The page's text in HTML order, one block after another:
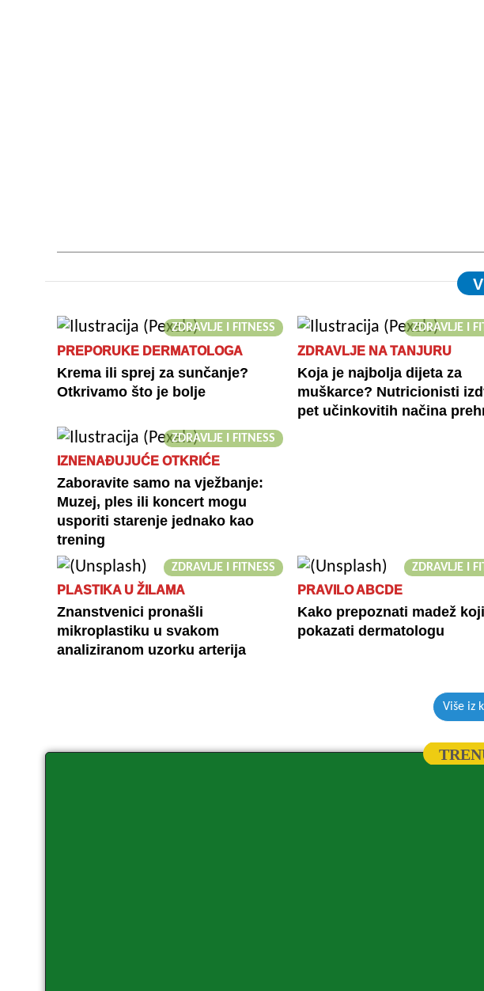
ZDRAVLJE I FITNESS
PREPORUKE DERMATOLOGA
Krema ili sprej za sunčanje?
Otkrivamo što je bolje
ZDRAVLJE I
ZDRAVLJE NA TANJURU
Koja je najbolja dijeta za
muškarce? Nutricionisti
pet učinkovitih načina
ZDRAVLJE I FITNESS
IZNENAĐUJUĆE OTKRIĆE
Zaboravite samo na vježbanje:
Muzej, ples ili koncert mogu
usporiti starenje jednako kao
trening
ZDRAVLJE I FITNESS
PLASTIKA U ŽILAMA
Znanstvenici pronašli
mikroplastiku u svakom
analiziranom uzorku arterija
ZDRAVLJE I
PRAVILO ABCDE
Kako prepoznati madež
pokazati dermatologu
Više iz